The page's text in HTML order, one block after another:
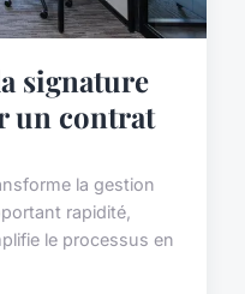
signature
un contrat
la gestion
rapidité,
le processus en